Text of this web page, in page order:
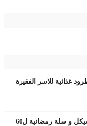
غذائية للاسر الفقيرة
دحلان : مساعدة مالية 200 شيكل و سلة رمضانية ل60